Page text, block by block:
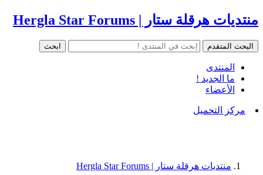
منتديات هرقلة ستار | Hergla Star Forums
المنتدى
ما الجديد !
الأعضاء
مركز التحميل
منتديات هرقلة ستار | Hergla Star Forums